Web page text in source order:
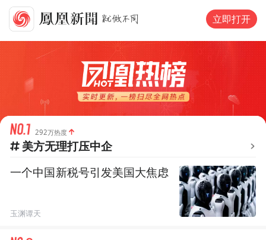
立即打开
292万热度
美方无理打压中企
一个中国新税号引发美国大焦虑
玉渊谭天